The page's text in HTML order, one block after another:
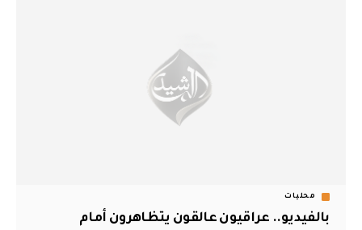
محليات
بالفيديو.. عراقيون عالقون يتظاهرون أمام